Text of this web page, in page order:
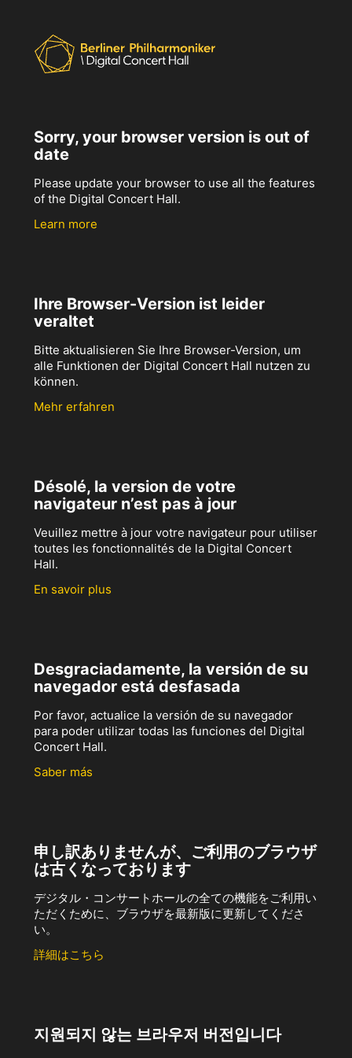
Sorry, your browser version is out of
date
Please update your browser to use all the features
of the Digital Concert Hall.
Learn more
Ihre Browser-Version ist leider
veraltet
Bitte aktualisieren Sie Ihre Browser-Version, um
alle Funktionen der Digital Concert Hall nutzen zu
können.
Mehr erfahren
Désolé, la version de votre
navigateur n’est pas à jour
Veuillez mettre à jour votre navigateur pour utiliser
toutes les fonctionnalités de la Digital Concert
Hall.
En savoir plus
Desgraciadamente, la versión de su
navegador está desfasada
Por favor, actualice la versión de su navegador
para poder utilizar todas las funciones del Digital
Concert Hall.
Saber más
申し訳ありませんが、ご利用のブラウザ
は古くなっております
デジタル・コンサートホールの全ての機能をご利用い
ただくために、ブラウザを最新版に更新してくださ
い。
詳細はこちら
지원되지 않는 브라우저 버전입니다